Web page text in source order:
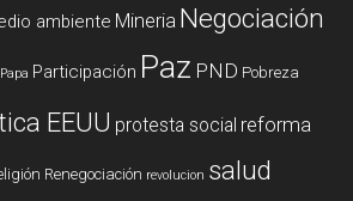
ambiente Mineria Negociación
Papa Participación Paz PND Pobreza
EEUU protesta social reforma
Renegociación revolucion salud